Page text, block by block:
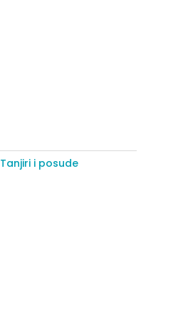
Tanjiri i posude